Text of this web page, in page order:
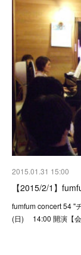
2015.01.31 15:00
【2015/2/1】
fumfum concert 54 "
(日) 14:00 開演【会